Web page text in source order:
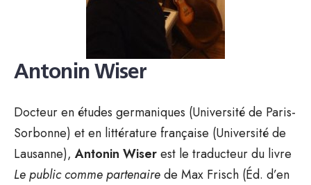
Antonin Wiser
Docteur en études germaniques (Université de Paris-
Sorbonne) et en littérature française (Université de
Lausanne), Antonin Wiserest le traducteur du livre
Le public comme partenairede Max Frisch (Éd. d’en